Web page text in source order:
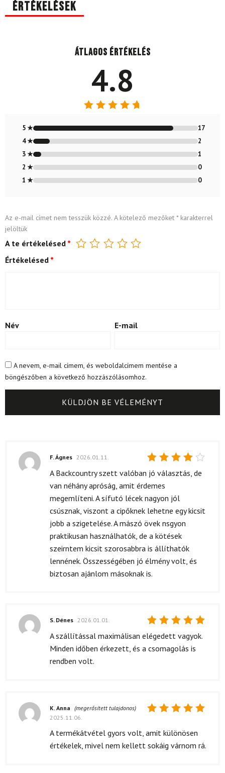
Értékelések
Átlagos értékelés
4.8
4.80/ 5
5 ★
17
4 ★
2
3 ★
1
2 ★
0
1 ★
0
Az e-mail címet nem tesszük közzé. A kötelező mezőket *karakterrel
jelöltük
A te értékelésed *
Értékelésed *
Név E-mail
A nevem, e-mail címem, és weboldalcímem mentése a
böngészőben a következő hozzászólásomhoz.
Értékelés:
4
F. Ágnes 2026.01.11.
A Backcountry szett valóban jó választás, de
van néhány apróság, amit érdemes
megemlíteni. A sífutó lécek nagyon jól
csúsznak, viszont a cipőknek lehetne egy kicsit
jobb a szigetelése. A mászó övek nsgyon
praktikusan használhatók, de a kötések
szeirntem kicsit szorosabbra is állíthatók
lennének. Összességében jó élmény volt, és
biztosan ajánlom másoknak is.
Értékelés:
5/ 5
S. Dénes 2026.01.01.
A szállítással maximálisan elégedett vagyok.
Minden időben érkezett, és a csomagolás is
rendben volt.
5/ 5
K. Anna (megerősített tulajdonos)
2025.11.06.
A termékátvétel gyors volt, amit különösen
értékelek, mivel nem kellett sokáig várnom rá.